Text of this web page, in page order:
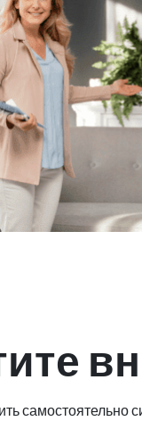
самостоятельно